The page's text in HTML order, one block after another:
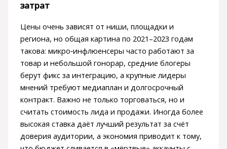
затрат
Цены очень зависят от ниши, площадки и
региона, но общая картина по 2021–2023 годам
такова: микро‑инфлюенсеры часто работают за
товар и небольшой гонорар, средние блогеры
берут фикс за интеграцию, а крупные лидеры
мнений требуют медиаплан и долгосрочный
контракт. Важно не только торговаться, но и
считать стоимость лида и продажи. Иногда более
высокая ставка даёт лучший результат за счёт
доверия аудитории, а экономия приводит к тому,